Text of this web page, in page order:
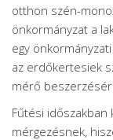
otthon szén-
önkormányzat a
egy
az erdőkertesiek
mérő
Fűtési időszakban
mérgezésnek,